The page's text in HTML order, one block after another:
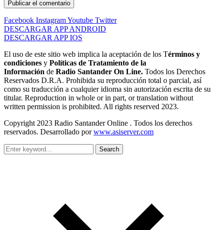
Facebook InstagramYoutube Twitter
DESCARGAR APP ANDROID
DESCARGAR APP IOS
El uso de este sitio web implica la aceptación de los Términos y
condiciones y Políticas de Tratamiento de la
Información de Radio Santander On Line. Todos los Derechos
Reservados D.R.A. Prohibida su reproducción total o parcial, así
como su traducción a cualquier idioma sin autorización escrita de su
titular. Reproduction in whole or in part, or translation without
written permission is prohibited. All rights reserved 2023.
Copyright 2023 Radio Santander Online . Todos los derechos
reservados. Desarrollado porwww.asiserver.com
Search